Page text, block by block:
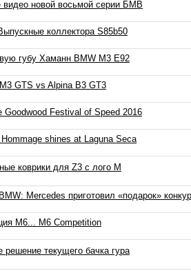
видео новой восьмой серии БМВ
коллектора S85b50
губу Хаманн BMW M3 E92
GTS vs Alpina B3 GT3
Goodwood Festival of Speed 2016
shines at Laguna Seca
коврики для Z3 с лого M
Mercedes приготовил «подарок»
М6... M6 Competition
решение текущего бачка гура